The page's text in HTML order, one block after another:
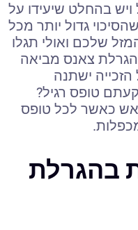
בהחלט שיעידו על
גדול יותר מכל
שלכם ואולי תגלו
צאנס מביאה
ישתנה
טופס רגיל?
כאשר לכל טופס
בהגרלת